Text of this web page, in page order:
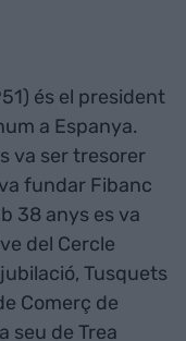
és el president
a Espanya.
va ser tresorer
fundar Fibanc
38 anys es va
del Cercle
Tusquets
Comerç de
seu de Trea